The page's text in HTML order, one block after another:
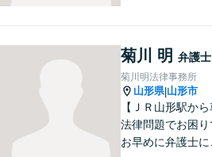
可】不安や問題に
リスクを説明し、
て、より良い解決
伝いをいたします
菊川 明 弁護士
菊川明法律事務所
山形県|山形市
【ＪＲ山形駅から
法律問題でお困り
お早めに弁護士に